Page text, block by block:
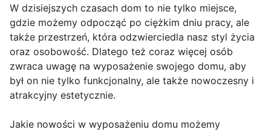
W dzisiejszych czasach dom to nie tylko miejsce,
gdzie możemy odpocząć po ciężkim dniu pracy, ale
także przestrzeń, która odzwierciedla nasz styl życia
oraz osobowość. Dlatego też coraz więcej osób
zwraca uwagę na wyposażenie swojego domu, aby
był on nie tylko funkcjonalny, ale także nowoczesny i
atrakcyjny estetycznie.
Jakie nowości w wyposażeniu domu możemy